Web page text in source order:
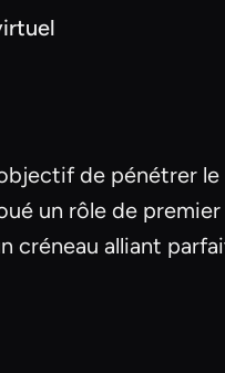
de pénétrer
un rôle de premier
créneau alliant